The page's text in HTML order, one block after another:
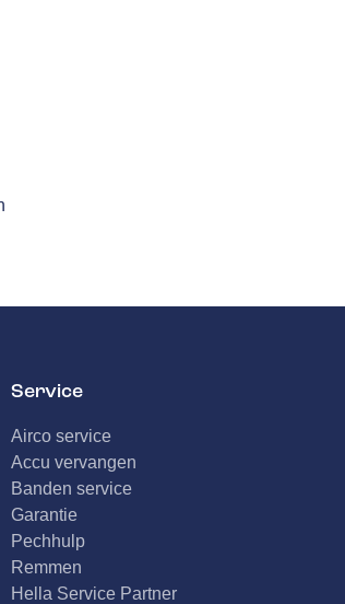
Service
Airco service
Accu vervangen
Banden service
Garantie
Pechhulp
Remmen
Hella Service Partner